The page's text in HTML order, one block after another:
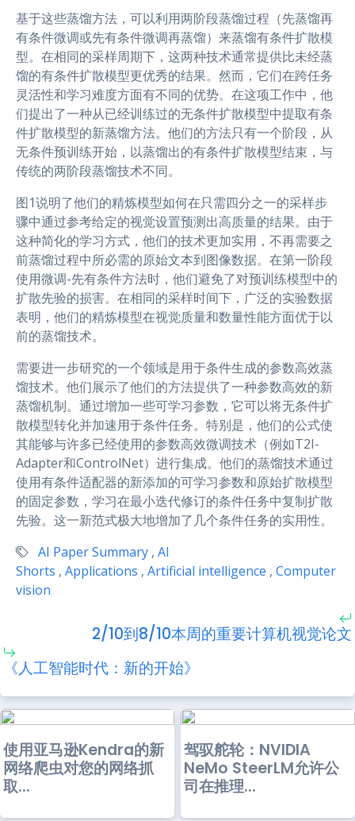
基于这些蒸馏方法，可以利用两阶段蒸馏过程（先蒸馏再
有条件微调或先有条件微调再蒸馏）来蒸馏有条件扩散模
型。在相同的采样周期下，这两种技术通常提供比未经蒸
馏的有条件扩散模型更优秀的结果。然而，它们在跨任务
灵活性和学习难度方面有不同的优势。在这项工作中，他
们提出了一种从已经训练过的无条件扩散模型中提取有条
件扩散模型的新蒸馏方法。他们的方法只有一个阶段，从
无条件预训练开始，以蒸馏出的有条件扩散模型结束，与
传统的两阶段蒸馏技术不同。
图1说明了他们的精炼模型如何在只需四分之一的采样步
骤中通过参考给定的视觉设置预测出高质量的结果。由于
这种简化的学习方式，他们的技术更加实用，不再需要之
前蒸馏过程中所必需的原始文本到图像数据。在第一阶段
使用微调-先有条件方法时，他们避免了对预训练模型中的
扩散先验的损害。在相同的采样时间下，广泛的实验数据
表明，他们的精炼模型在视觉质量和数量性能方面优于以
前的蒸馏技术。
需要进一步研究的一个领域是用于条件生成的参数高效蒸
馏技术。他们展示了他们的方法提供了一种参数高效的新
蒸馏机制。通过增加一些可学习参数，它可以将无条件扩
散模型转化并加速用于条件任务。特别是，他们的公式使
其能够与许多已经使用的参数高效微调技术（例如T2I-
Adapter和ControlNet）进行集成。他们的蒸馏技术通过
使用有条件适配器的新添加的可学习参数和原始扩散模型
的固定参数，学习在最小迭代修订的条件任务中复制扩散
先验。这一新范式极大地增加了几个条件任务的实用性。
AI Paper Summary , AI
Shorts , Applications , Artificial intelligence , Computer
vision
2/10到8/10本周的重要计算机视觉论文
《人工智能时代：新的开始》
使用亚马逊Kendra的新
网络爬虫对您的网络抓
取...
驾驭舵轮：NVIDIA
NeMo SteerLM允许公
司在推理...